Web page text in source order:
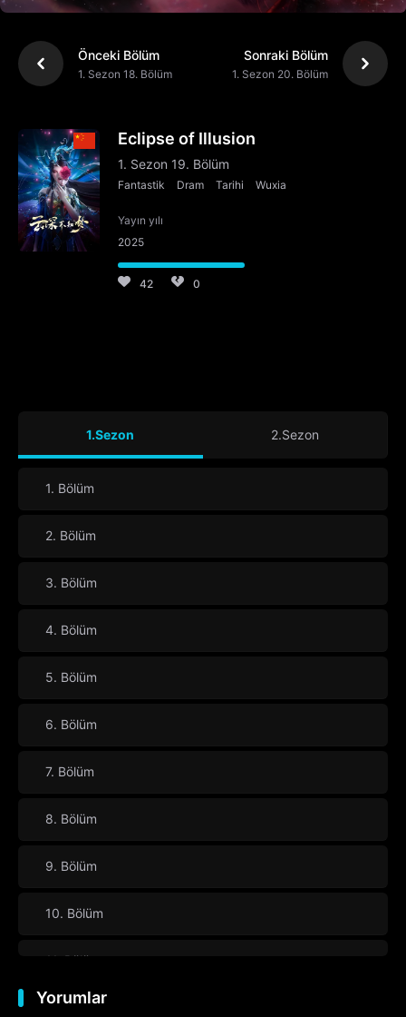
Önceki Bölüm
1. Sezon 18. Bölüm
Sonraki Bölüm
1. Sezon 20. Bölüm
Eclipse of Illusion
1. Sezon 19. Bölüm
Fantastik Dram Tarihi Wuxia
Yayın yılı
2025
42 0
1.Sezon 2.Sezon
1. Bölüm
2. Bölüm
3. Bölüm
4. Bölüm
5. Bölüm
6. Bölüm
7. Bölüm
8. Bölüm
9. Bölüm
10. Bölüm
11. Bölüm
12. Bölüm
Yorumlar